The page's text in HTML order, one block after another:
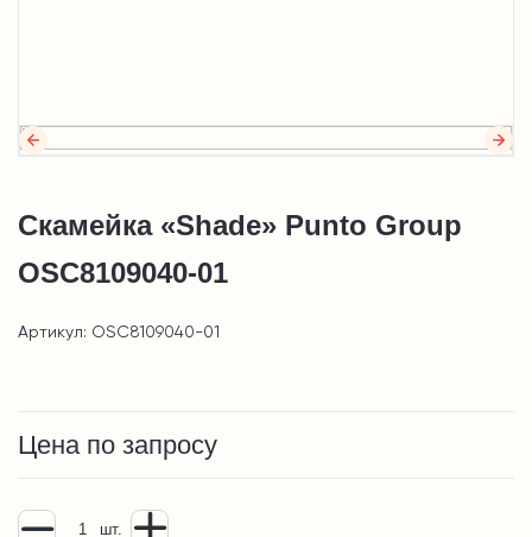
Скамейка «Shade» Punto Group
OSC8109040-01
Артикул: OSC8109040-01
Цена по запросу
шт.